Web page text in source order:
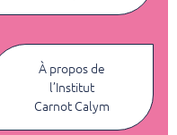
À propos de
l’Institut
Carnot Calym